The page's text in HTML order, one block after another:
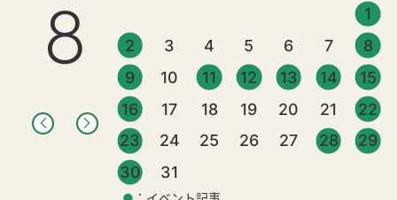
8
1
2
3 4 5 6 7
8
9
10 11 12 13 14
15
16
17 18 19 20 21
22
23
24 25 26 27 28
29
30
31